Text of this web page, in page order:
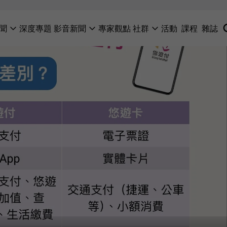
深度專題 影音新聞 專家觀點社群 活動 課程 雜誌